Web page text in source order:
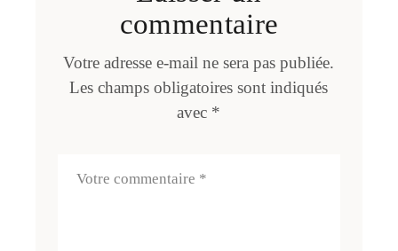
commentaire
Votre adresse e-mail ne sera pas publiée.
Les champs obligatoires sont indiqués
avec *